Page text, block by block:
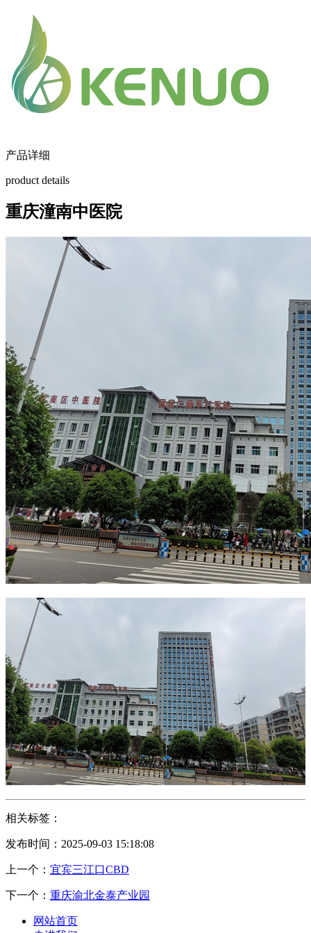
产品详细
product details
重庆潼南中医院
相关标签：
发布时间：2025-09-03 15:18:08
上一个： 宜宾三江口CBD
下一个： 重庆渝北金泰产业园
网站首页